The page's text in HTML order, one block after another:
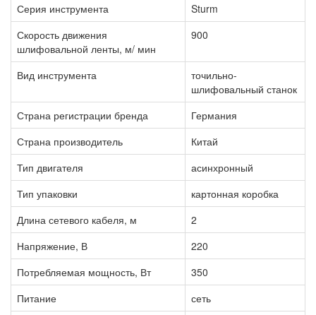
Серия инструмента
Sturm
Скорость движения
шлифовальной ленты, м/ мин
900
Вид инструмента
точильно-
шлифовальный станок
Страна регистрации бренда
Германия
Страна производитель
Китай
Тип двигателя
асинхронный
Тип упаковки
картонная коробка
Длина сетевого кабеля, м
2
Напряжение, В
220
Потребляемая мощность, Вт
350
Питание
сеть